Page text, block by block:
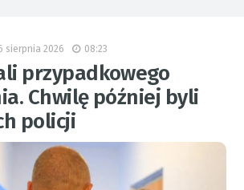
sierpnia 2026 08:23
przypadkowego
Chwilę później byli
policji